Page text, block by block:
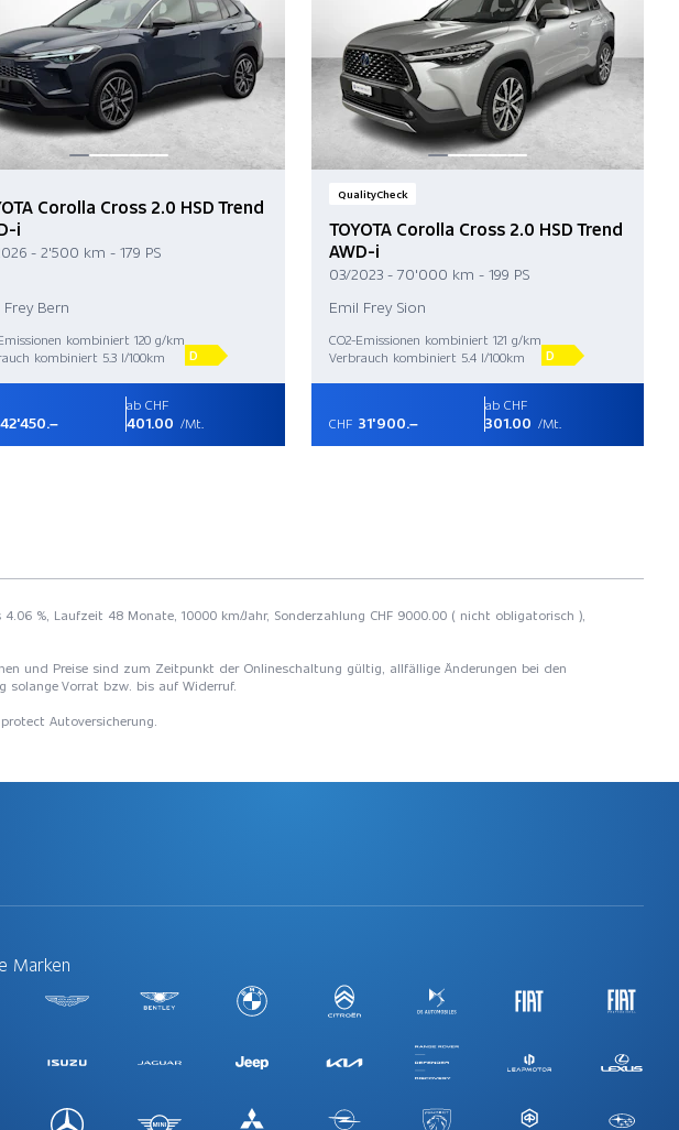
Corolla Cross 2.0 HSD Trend
i
- 2'500 km - 179 PS
Frey Bern
kombiniert 120 g/km
kombiniert 5.3 l/100km
D
42'450.–
ab CHF
401.00 /Mt.
QualityCheck
TOYOTA Corolla Cross 2.0 HSD Trend
AWD-i
03/2023 - 70'000 km - 199 PS
Emil Frey Sion
CO2-Emissionen kombiniert 121 g/km
Verbrauch kombiniert 5.4 l/100km
D
CHF 31'900.–
ab CHF
301.00 /Mt.
%, Laufzeit 48 Monate, 10000 km/Jahr, Sonderzahlung CHF 9000.00 ( nicht obligatorisch ),
und Preise sind zum Zeitpunkt der Onlineschaltung gültig, allfällige Änderungen bei den
solange Vorrat bzw. bis auf Widerruf.
Autoversicherung.
Marken